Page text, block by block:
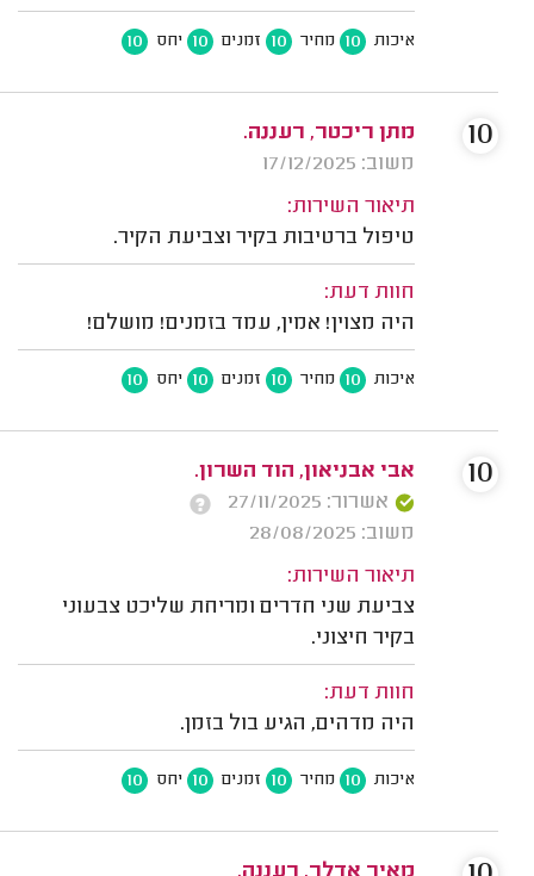
איכות 10 מחיר 10 זמנים 10 יחס 10
מתן ריכטר, רעננה.
משוב: 17/12/2025
תיאור השירות:
טיפול ברטיבות בקיר וצביעת הקיר.
חוות דעת:
היה מצוין! אמין, עמד בזמנים! מושלם!
איכות 10 מחיר 10 זמנים 10 יחס 10
10
אבי אבניאון, הוד השרון.
אשרור: 27/11/2025
משוב: 28/08/2025
תיאור השירות:
צביעת שני חדרים ומריחת שליכט צבעוני
בקיר חיצוני.
חוות דעת:
היה מדהים, הגיע בול בזמן.
איכות 10 מחיר 10 זמנים 10 יחס 10
10